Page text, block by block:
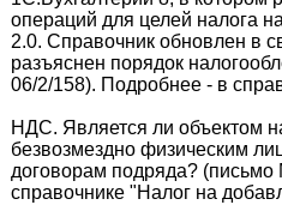
операций для целей налога
2.0. Справочник обновлен в
разъяснен порядок
06/2/158). Подробнее - в
НДС. Является ли объектом
безвозмездно физическим
договорам подряда?
справочнике "Налог на